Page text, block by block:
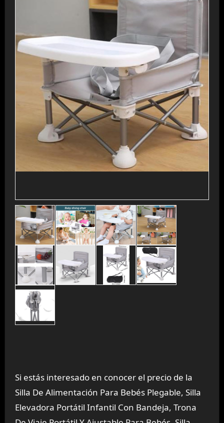
Si estás interesado en conocer el precio de la
Silla De Alimentación Para Bebés Plegable, Silla
Elevadora Portátil Infantil Con Bandeja, Trona